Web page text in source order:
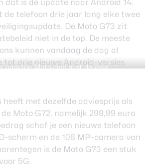
dat is de update naar Android 14.
telefoon drie jaar lang elke twee
De Moto G73 zit
niet in de top. De meeste
kunnen vandaag de dag al
tot drie nieuwe Android-versies.
handige Moto-app met de vele
heeft met dezelfde adviesprijs als
Moto G72, namelijk 299,99 euro.
schaf je een nieuwe telefoon
scherm en de 108 MP-camera van
is de Moto G73 een stuk
5G.